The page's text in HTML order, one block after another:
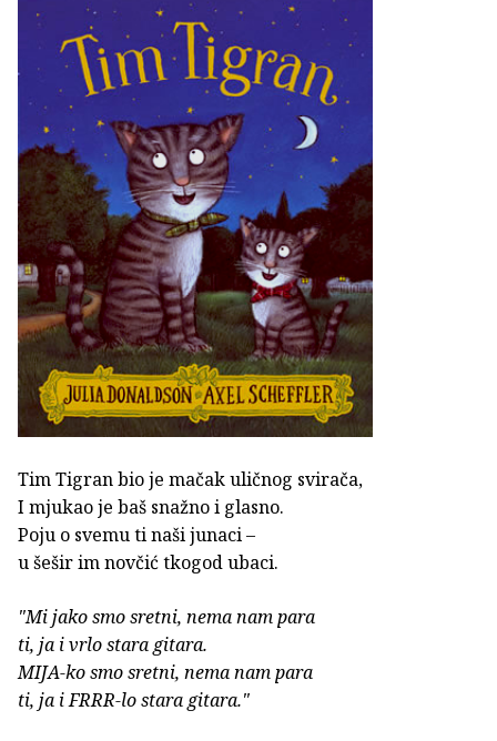
Tim Tigran bio je mačak uličnog svirača,
I mjukao je baš snažno i glasno.
Poju o svemu ti naši junaci –
u šešir im novčić tkogod ubaci.
"Mi jako smo sretni, nema nam para
ti, ja i vrlo stara gitara.
MIJA-ko smo sretni, nema nam para
ti, ja i FRRR-lo stara gitara."